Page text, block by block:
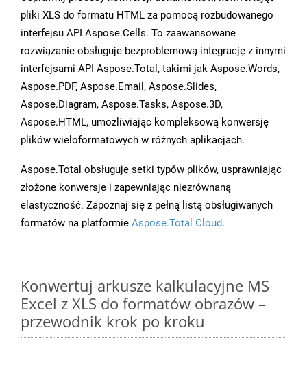
pliki XLS do formatu HTML za pomocą rozbudowanego
interfejsu API Aspose.Cells. To zaawansowane
rozwiązanie obsługuje bezproblemową integrację z innymi
interfejsami API Aspose.Total, takimi jak Aspose.Words,
Aspose.PDF, Aspose.Email, Aspose.Slides,
Aspose.Diagram, Aspose.Tasks, Aspose.3D,
Aspose.HTML, umożliwiając kompleksową konwersję
plików wieloformatowych w różnych aplikacjach.
Aspose.Total obsługuje setki typów plików, usprawniając
złożone konwersje i zapewniając niezrównaną
elastyczność. Zapoznaj się z pełną listą obsługiwanych
formatów na platformie Aspose.Total Cloud.
Konwertuj arkusze kalkulacyjne MS
Excel z XLS do formatów obrazów –
przewodnik krok po kroku